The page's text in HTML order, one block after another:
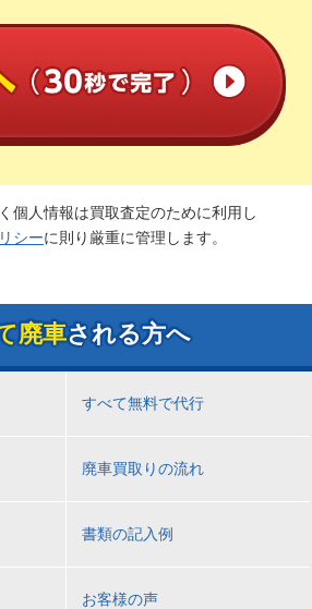
個人情報は買取査定のために利用し
シーに則り厳重に管理します。
廃車される方へ
すべて無料で代行
廃車買取りの流れ
書類の記入例
お客様の声